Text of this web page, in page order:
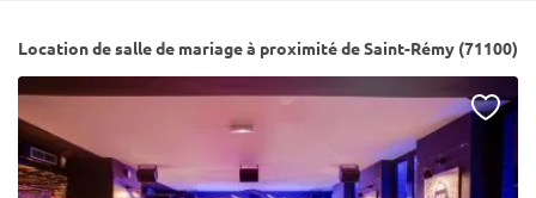
Location de salle de mariage à proximité de Saint-Rémy (71100)